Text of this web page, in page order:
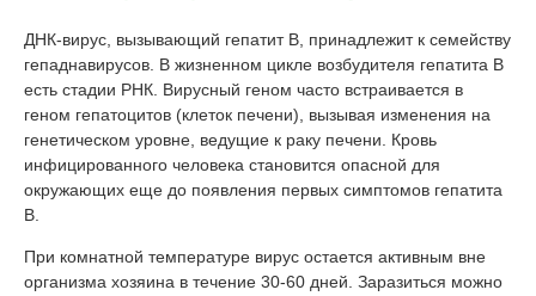
ДНК-вирус, вызывающий гепатит В, принадлежит к семейству
гепаднавирусов. В жизненном цикле возбудителя гепатита B
есть стадии РНК. Вирусный геном часто встраивается в
геном гепатоцитов (клеток печени), вызывая изменения на
генетическом уровне, ведущие к раку печени. Кровь
инфицированного человека становится опасной для
окружающих еще до появления первых симптомов гепатита
В.
При комнатной температуре вирус остается активным вне
организма хозяина в течение 30-60 дней. Заразиться можно